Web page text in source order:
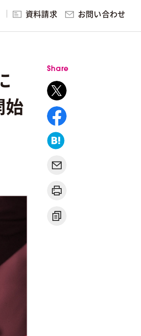
資料請求 お問い合わせ
ーケティング研修・講演
ケティング学習サービ
ケティング学習サービス「MAR
始
Share